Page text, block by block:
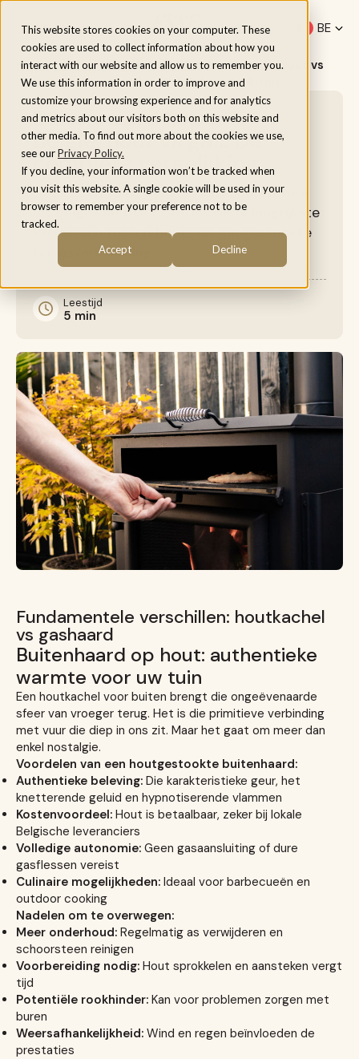
This website stores cookies on your computer. These
cookies are used to collect information about how you
interact with our website and allow us to remember you.
We use this information in order to improve and
customize your browsing experience and for analytics
and metrics about our visitors both on this website and
other media. To find out more about the cookies we use,
see ourPrivacy Policy.
If you decline, your information won’t be tracked when
you visit this website. A single cookie will be used in your
browser to remember your preference not to be
tracked.
Accept Decline
Menu
BE
Home/Inspiratie/Buitenhaard kopen in België: hout vs
gas. De complete vergelijking
Buitenhaard kopen in
België: hout vs gas. De
complete vergelijking
Het kiezen van de juiste buitenhaard voor
uw Belgische tuin? Ontdek de belangrijkste
verschillen tussen hout- en gasgestookte
terrasverwarming.
Leestijd
5 min
Fundamentele verschillen: houtkachel
vs gashaard
Buitenhaard op hout: authentieke
warmte voor uw tuin
Een houtkachel voor buiten brengt die ongeëvenaarde
sfeer van vroeger terug. Het is die primitieve verbinding
met vuur die diep in ons zit. Maar het gaat om meer dan
enkel nostalgie.
Voordelen van een houtgestookte buitenhaard:
Authentieke beleving: Die karakteristieke geur, het
knetterende geluid en hypnotiserende vlammen
Kostenvoordeel: Hout is betaalbaar, zeker bij lokale
Belgische leveranciers
Volledige autonomie: Geen gasaansluiting of dure
gasflessen vereist
Culinaire mogelijkheden: Ideaal voor barbecueën en
outdoor cooking
Nadelen om te overwegen:
Meer onderhoud: Regelmatig as verwijderen en
schoorsteen reinigen
Voorbereiding nodig: Hout sprokkelen en aansteken vergt
tijd
Potentiële rookhinder: Kan voor problemen zorgen met
buren
Weersafhankelijkheid: Wind en regen beïnvloeden de
prestaties